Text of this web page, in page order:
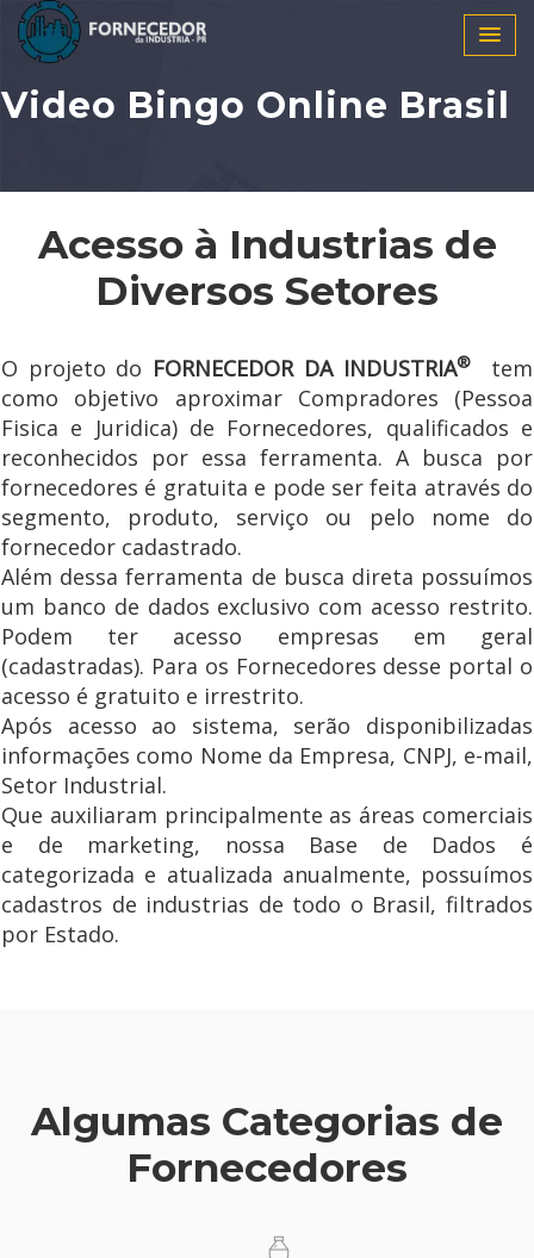
Video Bingo Online Brasil
Acesso à Industrias de
Diversos Setores
O projeto do FORNECEDOR DA INDUSTRIA®tem
como objetivo aproximar Compradores (Pessoa
Fisica e Juridica) de Fornecedores, qualificados e
reconhecidos por essa ferramenta. A busca por
fornecedores é gratuita e pode ser feita através do
segmento, produto, serviço ou pelo nome do
fornecedor cadastrado.
Além dessa ferramenta de busca direta possuímos
um banco de dados exclusivo com acesso restrito.
Podem ter acesso empresas em geral
(cadastradas). Para os Fornecedores desse portal o
acesso é gratuito e irrestrito.
Após acesso ao sistema, serão disponibilizadas
informações como Nome da Empresa, CNPJ, e-mail,
Setor Industrial.
Que auxiliaram principalmente as áreas comerciais
e de marketing, nossa Base de Dados é
categorizada e atualizada anualmente, possuímos
cadastros de industrias de todo o Brasil, filtrados
por Estado.
Algumas Categorias de
Fornecedores